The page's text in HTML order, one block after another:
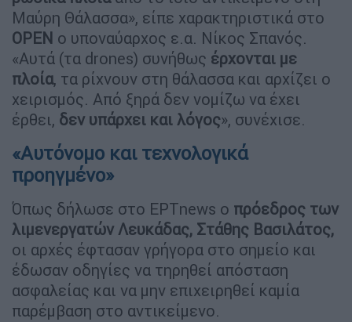
Μαύρη Θάλασσα», είπε χαρακτηριστικά στο
OPEN ο υποναύαρχος ε.α. Νίκος Σπανός.
«Αυτά (τα drones) συνήθως έρχονται με
πλοία, τα ρίχνουν στη θάλασσα και αρχίζει ο
χειρισμός. Από ξηρά δεν νομίζω να έχει
έρθει, δεν υπάρχει και λόγος», συνέχισε.
«Αυτόνομο και τεχνολογικά
προηγμένο»
Όπως δήλωσε στο ΕΡΤnews ο πρόεδρος των
λιμενεργατών Λευκάδας, Στάθης Βασιλάτος,
οι αρχές έφτασαν γρήγορα στο σημείο και
έδωσαν οδηγίες να τηρηθεί απόσταση
ασφαλείας και να μην επιχειρηθεί καμία
παρέμβαση στο αντικείμενο.